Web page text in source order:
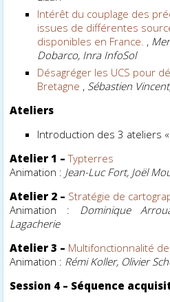
Intérêt du couplage des
issues de différentes
disponibles en France. ,
Dobarco, Inra InfoSol
Désagréger les UCS pour
Bretagne , Sébastien
Ateliers
Introduction des 3 ateliers
Atelier 1 – Typterres
Animation : Jean-Luc Fort, Joël
Atelier 2 – Stratégie de
Animation : Dominique
Lagacherie
Atelier 3 – Multifonctionnalité
Animation : Rémi Koller, Olivier
Session 4 – Séquence